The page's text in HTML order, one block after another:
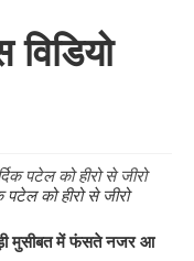
पटेल को हीरो से जीरो
मुसीबत में फंसते नजर आ